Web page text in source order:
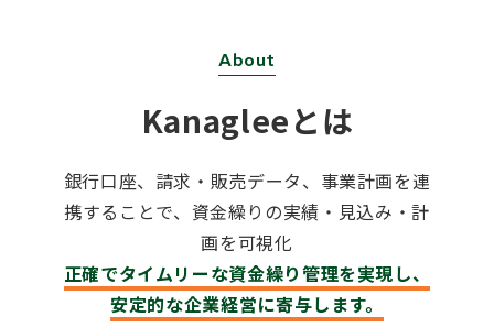
About
Kanagleeとは
銀行口座、請求・販売データ、事業計画を連
携することで、資金繰りの実績・見込み・計
画を可視化
正確でタイムリーな資金繰り管理を実現し、
安定的な企業経営に寄与します。